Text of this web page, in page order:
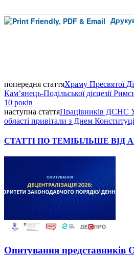
попередня статтяХраму Пресвятої
Кам’янець-Подільської дієцезії
10 років
наступна статтяПрацівників ДСНС
області привітали з Днем
СТАТТІ ПО ТЕМІБІЛЬШЕ ВІД
Опитування